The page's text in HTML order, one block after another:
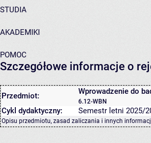
STUDIA
AKADEMIKI
POMOC
Szczegółowe informacje o
Przedmiot: Wprowadzenie do
6.12-WBN
Cykl dydaktyczny: Semestr letni 2025/
Opisu przedmiotu, zasad zaliczania i innych